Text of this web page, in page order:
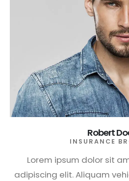
Robert
INSURANCE
Lorem ipsum dolor sit
adipiscing elit. Aliquam